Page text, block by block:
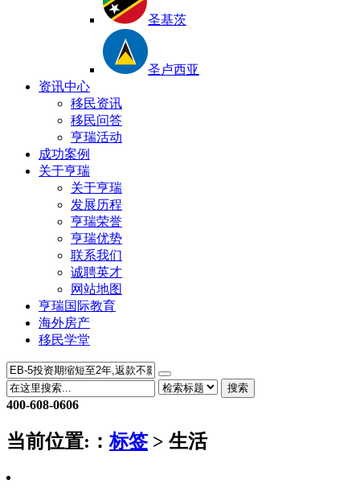
圣基茨
圣卢西亚
资讯中心
移民资讯
移民问答
亨瑞活动
成功案例
关于亨瑞
关于亨瑞
发展历程
亨瑞荣誉
亨瑞优势
联系我们
诚聘英才
网站地图
亨瑞国际教育
海外房产
移民学堂
搜索
400-608-0606
当前位置: ：标签 > 生活